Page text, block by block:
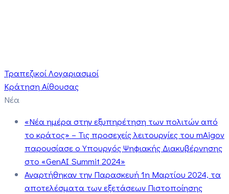
Τραπεζικοί Λογαριασμοί
Κράτηση Αίθουσας
Νέα
«Νέα ημέρα στην εξυπηρέτηση των πολιτών από
το κράτος» – Τις προσεχείς λειτουργίες του mAigov
παρουσίασε ο Υπουργός Ψηφιακής Διακυβέρνησης
στο «GenAI Summit 2024»
Αναρτήθηκαν την Παρασκευή 1η Μαρτίου 2024, τα
αποτελέσματα των εξετάσεων Πιστοποίησης